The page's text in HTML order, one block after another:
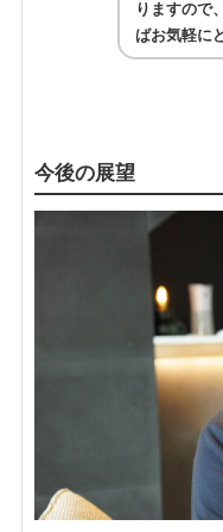
りますので
ばお気軽に
今後の展望